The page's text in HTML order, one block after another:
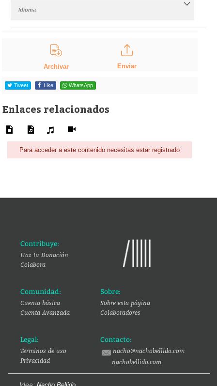
Idioma
Archivar Enviar
Tweet Like WhatsApp
Enlaces relacionados
Para acceder a este contenido necesitas estar registrado
Contribuye:
Haz tu Donación
Colabora
Comunidad:
Cuenta básica
Cuenta Avanzada
Sobre:
Sobre esta página
Colaboradores
Legal:
Terminos de uso
Privacidad
Contacto:
nacho@nachobellido.com
nachobellido.com
Idea: